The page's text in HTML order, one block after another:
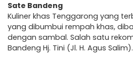
Sate Bandeng
Kuliner khas Tenggarong yang
yang dibumbui rempah khas,
dengan sambal. Salah satu
Bandeng Hj. Tini (Jl. H. Agus Salim).